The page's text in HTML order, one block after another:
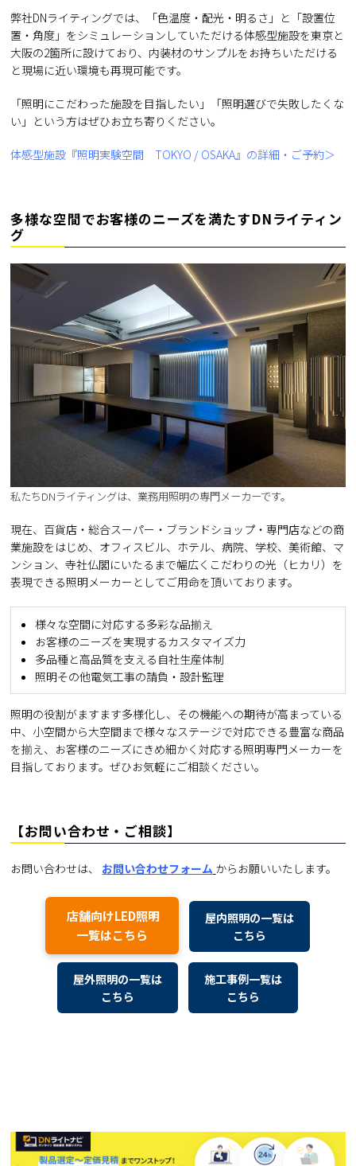
弊社DNライティングでは、「色温度・配光・明るさ」と「設置位
置・角度」をシミュレーションしていただける体感型施設を東京と
大阪の2箇所に設けており、内装材のサンプルをお持ちいただける
と現場に近い環境も再現可能です。
「照明にこだわった施設を目指したい」「照明選びで失敗したくな
い」という方はぜひお立ち寄りください。
体感型施設『照明実験空間 TOKYO / OSAKA』の詳細・ご予約＞
多様な空間でお客様のニーズを満たすDNライティン
グ
私たちDNライティングは、業務用照明の専門メーカーです。
現在、百貨店・総合スーパー・ブランドショップ・専門店などの商
業施設をはじめ、オフィスビル、ホテル、病院、学校、美術館、マ
ンション、寺社仏閣にいたるまで幅広くこだわりの光（ヒカリ）を
表現できる照明メーカーとしてご用命を頂いております。
様々な空間に対応する多彩な品揃え
お客様のニーズを実現するカスタマイズ力
多品種と高品質を支える自社生産体制
照明その他電気工事の請負・設計監理
照明の役割がますます多様化し、その機能への期待が高まっている
中、小空間から大空間まで様々なステージで対応できる豊富な商品
を揃え、お客様のニーズにきめ細かく対応する照明専門メーカーを
目指しております。ぜひお気軽にご相談ください。
【お問い合わせ・ご相談】
お問い合わせは、 お問い合わせフォーム からお願いいたします。
店舗向けLED照明
一覧はこちら
屋内照明の一覧は
こちら
屋外照明の一覧は
こちら
施工事例一覧は
こちら